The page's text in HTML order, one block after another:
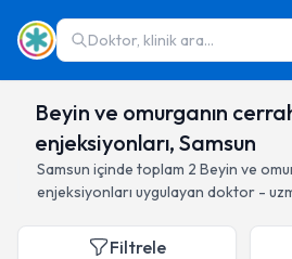
Doktor, klinik ara...
Beyin ve omurganın
enjeksiyonları, Samsun
Samsun içinde toplam 2 Beyin ve
enjeksiyonları uygulayan doktor -
Filtrele